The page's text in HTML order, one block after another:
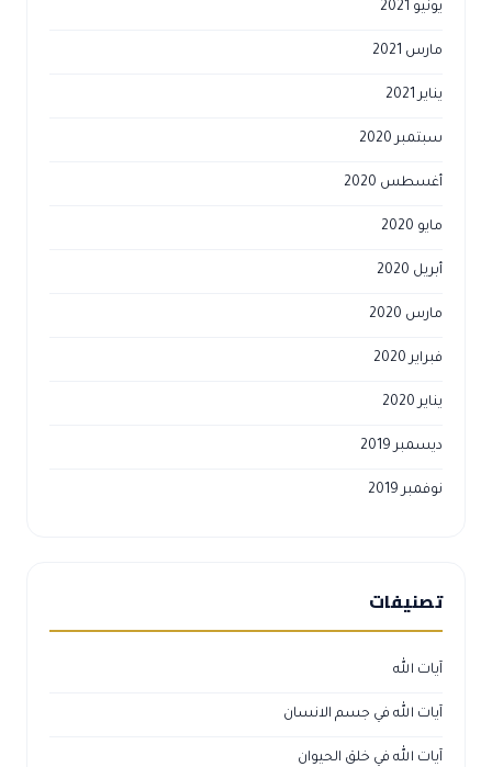
يونيو 2021
مارس 2021
يناير 2021
سبتمبر 2020
أغسطس 2020
مايو 2020
أبريل 2020
مارس 2020
فبراير 2020
يناير 2020
ديسمبر 2019
نوفمبر 2019
تصنيفات
آيات الله
آيات الله في جسم الانسان
آيات الله في خلق الحيوان